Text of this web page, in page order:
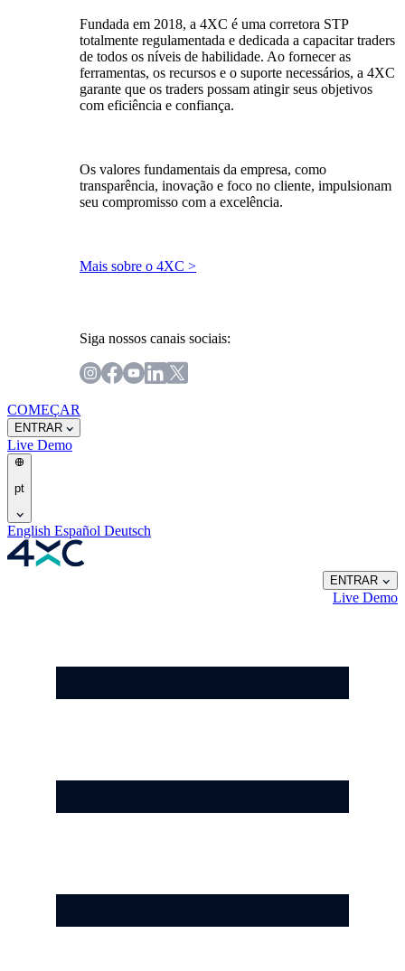
Fundada em 2018, a 4XC é uma corretora STP
totalmente regulamentada e dedicada a capacitar traders
de todos os níveis de habilidade. Ao fornecer as
ferramentas, os recursos e o suporte necessários, a 4XC
garante que os traders possam atingir seus objetivos
com eficiência e confiança.
Os valores fundamentais da empresa, como
transparência, inovação e foco no cliente, impulsionam
seu compromisso com a excelência.
Mais sobre o 4XC >
Siga nossos canais sociais:
COMEÇAR
ENTRAR
Live Demo
pt
English Español Deutsch
ENTRAR
Live Demo